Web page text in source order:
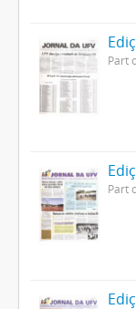
Part
Part